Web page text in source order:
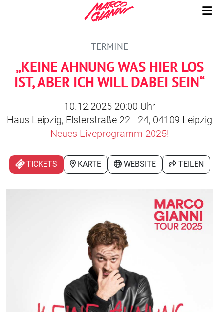
TERMINE
„KEINE AHNUNG WAS HIER LOS
IST, ABER ICH WILL DABEI SEIN“
10.12.2025 20:00 Uhr
Haus Leipzig, Elsterstraße 22 - 24, 04109 Leipzig
Neues Liveprogramm 2025!
TICKETS KARTE WEBSITE TEILEN